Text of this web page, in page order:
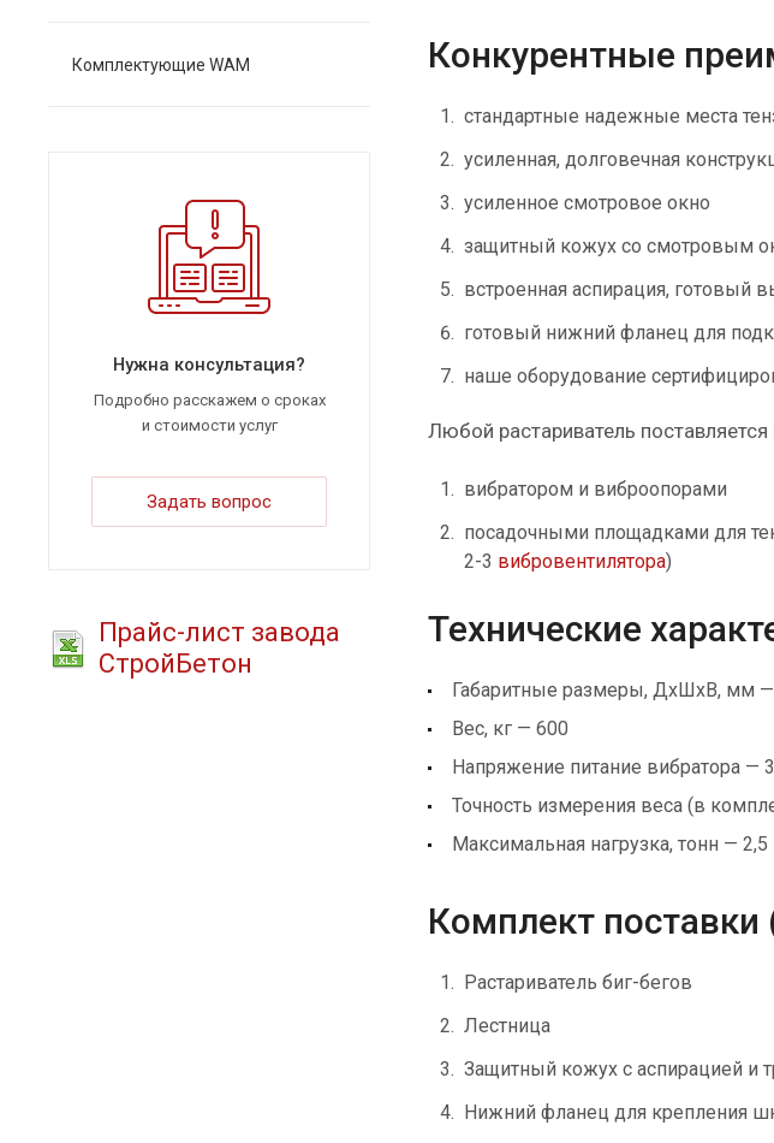
Конкурентные
стандартные надежные места
усиленная, долговечная
усиленное смотровое окно
защитный кожух со смотровым
встроенная аспирация, готовый
готовый нижний фланец для
наше оборудование
Любой растариватель
вибратором и виброопорами
посадочными площадками для
2-3 вибровентилятора)
Технические
Габаритные размеры, ДхШхВ, мм —
Вес, кг — 600
Напряжение питание вибратора —
Точность измерения веса (в
Максимальная нагрузка, тонн — 2,5
Комплект поставки
Растариватель биг-бегов
Лестница
Защитный кожух с аспирацией и
Нижний фланец для крепления
Комплектующие WAM
Нужна консультация?
Подробно расскажем о сроках
и стоимости услуг
Задать вопрос
Прайс-лист завода
СтройБетон